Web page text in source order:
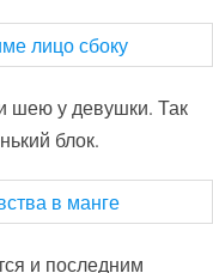
шею у девушки. Так
блок.
и последним